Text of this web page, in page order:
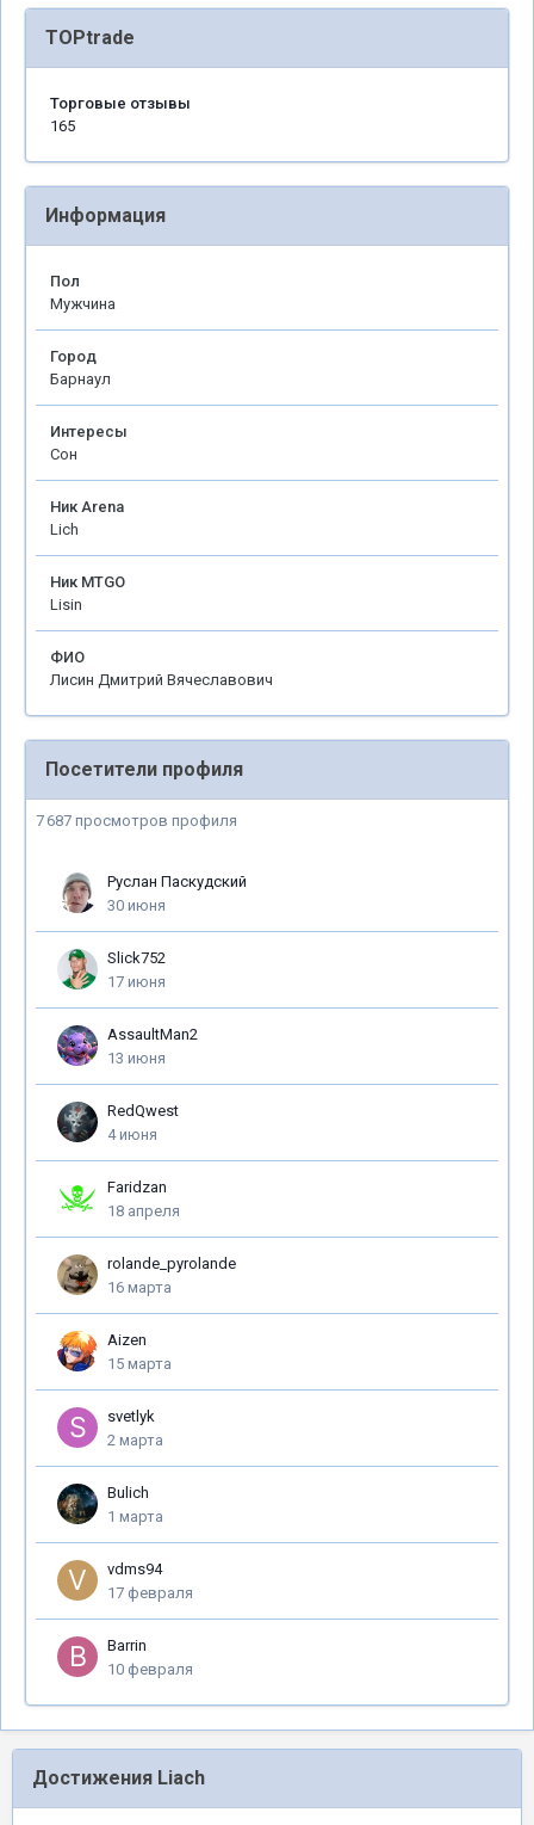
TOPtrade
Торговые отзывы
165
Информация
Пол
Мужчина
Город
Барнаул
Интересы
Сон
Ник Arena
Lich
Ник MTGO
Lisin
ФИО
Лисин Дмитрий Вячеславович
Посетители профиля
7 687 просмотров профиля
Руслан Паскудский
30 июня
Slick752
17 июня
AssaultMan2
13 июня
RedQwest
4 июня
Faridzan
18 апреля
rolande_pyrolande
16 марта
Aizen
15 марта
svetlyk
2 марта
Bulich
1 марта
vdms94
17 февраля
Barrin
10 февраля
Достижения Liach